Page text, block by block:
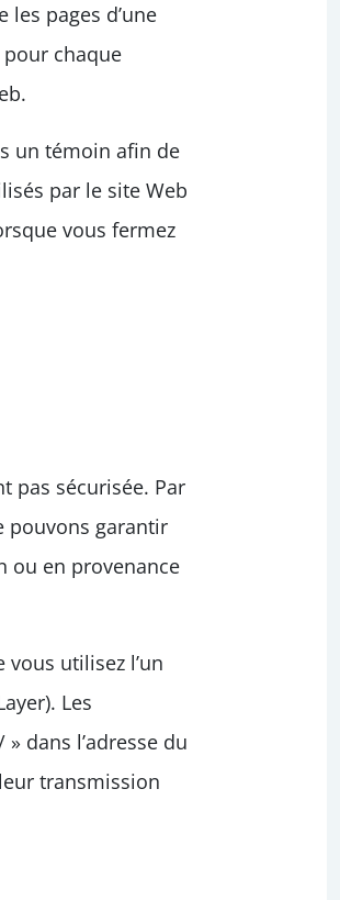
pages d’une
chaque
un témoin afin de
par le site Web
vous fermez
pas sécurisée. Par
pouvons garantir
ou en provenance
vous utilisez l’un
Les
dans l’adresse du
transmission